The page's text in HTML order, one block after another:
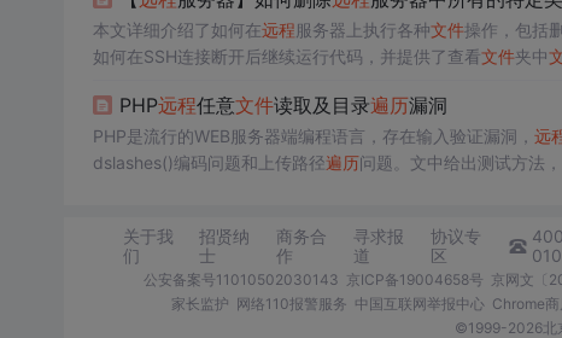
本文详细介绍了如何在远程服务器上执行各种文件操作，包括
如何在SSH连接断开后继续运行代码，并提供了查看文件夹中
PHP远程任意文件读取及目录遍历漏洞
PHP是流行的WEB服务器端编程语言，存在输入验证漏洞， 远
dslashes()编码问题和上传路径遍历问题。文中给出测试方法
关于我
们
招贤纳
士
商务合
作
寻求报
道
协议专
区
公安备案号11010502030143 京ICP备19004658号 京网文〔
家长监护 网络110报警服务 中国互联网举报中心 Chrome
©1999-2026北